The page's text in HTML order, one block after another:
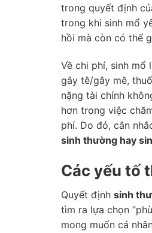
trong quyết định
trong khi sinh mổ
hồi mà còn có thể
Về chi phí, sinh mổ
gây tê/gây mê,
nặng tài chính
hơn trong việc
phí. Do đó, cân
sinh thường hay
Các yếu tố
Quyết định sinh
tìm ra lựa chọn
mong muốn cá